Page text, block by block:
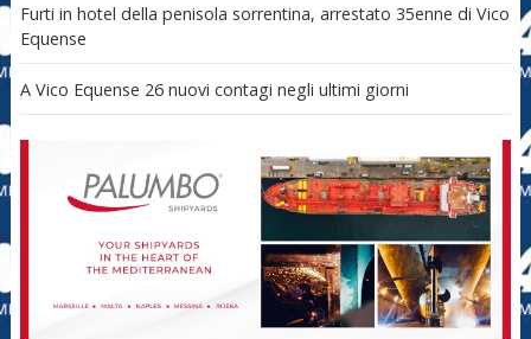
Furti in hotel della penisola sorrentina, arrestato 35enne di Vico
Equense
A Vico Equense 26 nuovi contagi negli ultimi giorni